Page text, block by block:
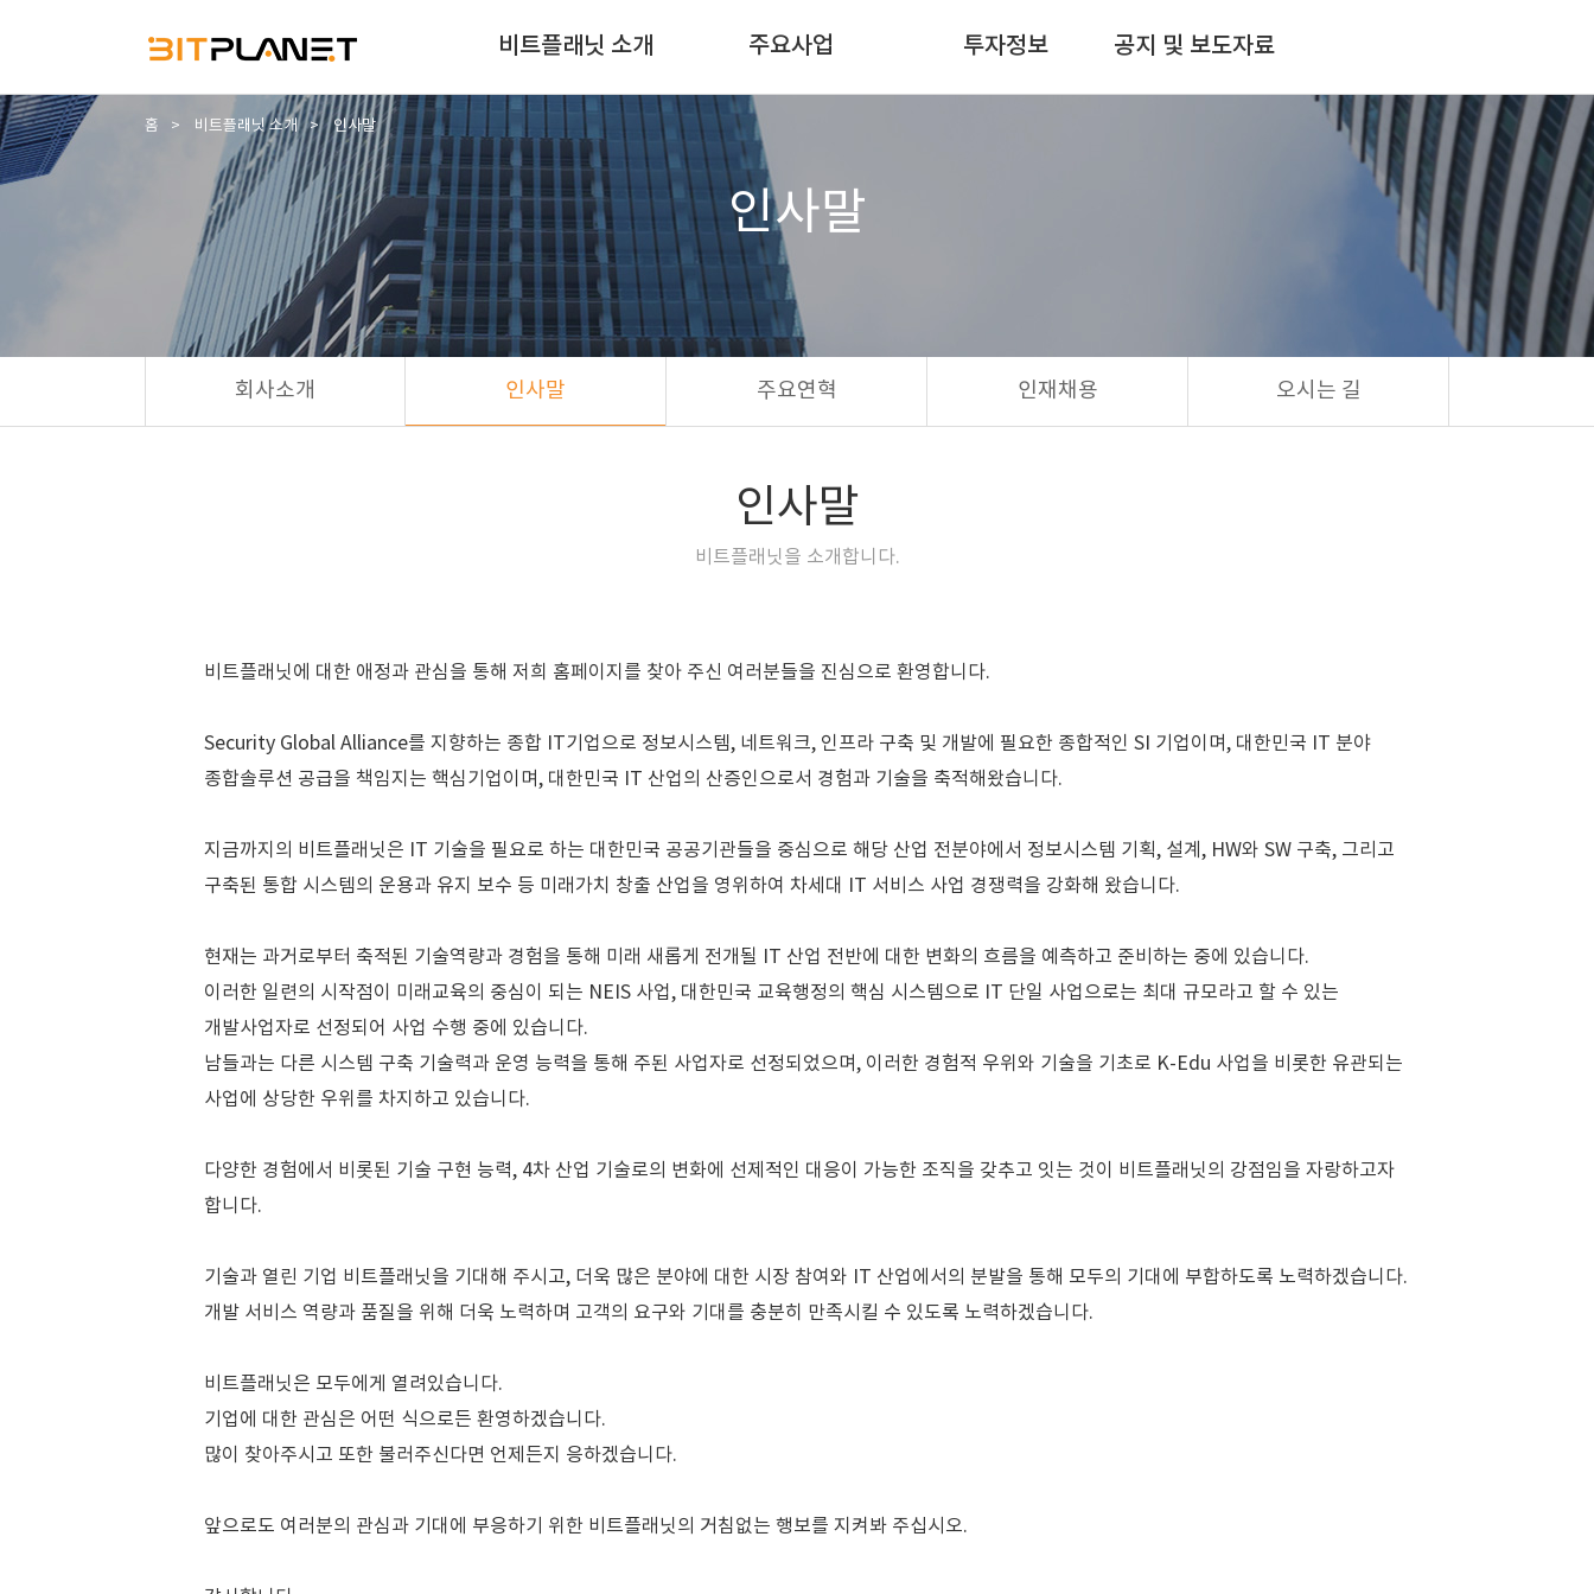
비트플래닛 소개
회사소개
인사말
주요연혁
인재채용
오시는길
주요사업
인프라사
업
DAT사업
투자정보 공지 및 보도자료
홈 비트플래닛 소개 인사말
인사말
회사소개 인사말 주요연혁 인재채용 오시는 길
인사말
비트플래닛을 소개합니다.
비트플래닛에 대한 애정과 관심을 통해 저희 홈페이지를 찾아 주신 여러분들을 진심으로 환영합니다.
Security Global Alliance를 지향하는 종합 IT기업으로 정보시스템, 네트워크, 인프라 구축 및 개발에 필요한 종합적인 SI 기업이며, 대한민국 IT 분야
종합솔루션 공급을 책임지는 핵심기업이며, 대한민국 IT 산업의 산증인으로서 경험과 기술을 축적해왔습니다.
지금까지의 비트플래닛은 IT 기술을 필요로 하는 대한민국 공공기관들을 중심으로 해당 산업 전분야에서 정보시스템 기획, 설계, HW와 SW 구축, 그리고
구축된 통합 시스템의 운용과 유지 보수 등 미래가치 창출 산업을 영위하여 차세대 IT 서비스 사업 경쟁력을 강화해 왔습니다.
현재는 과거로부터 축적된 기술역량과 경험을 통해 미래 새롭게 전개될 IT 산업 전반에 대한 변화의 흐름을 예측하고 준비하는 중에 있습니다.
이러한 일련의 시작점이 미래교육의 중심이 되는 NEIS 사업, 대한민국 교육행정의 핵심 시스템으로 IT 단일 사업으로는 최대 규모라고 할 수 있는
개발사업자로 선정되어 사업 수행 중에 있습니다.
남들과는 다른 시스템 구축 기술력과 운영 능력을 통해 주된 사업자로 선정되었으며, 이러한 경험적 우위와 기술을 기초로 K-Edu 사업을 비롯한 유관되는
사업에 상당한 우위를 차지하고 있습니다.
다양한 경험에서 비롯된 기술 구현 능력, 4차 산업 기술로의 변화에 선제적인 대응이 가능한 조직을 갖추고 잇는 것이 비트플래닛의 강점임을 자랑하고자
합니다.
기술과 열린 기업 비트플래닛을 기대해 주시고, 더욱 많은 분야에 대한 시장 참여와 IT 산업에서의 분발을 통해 모두의 기대에 부합하도록 노력하겠습니다.
개발 서비스 역량과 품질을 위해 더욱 노력하며 고객의 요구와 기대를 충분히 만족시킬 수 있도록 노력하겠습니다.
비트플래닛은 모두에게 열려있습니다.
기업에 대한 관심은 어떤 식으로든 환영하겠습니다.
많이 찾아주시고 또한 불러주신다면 언제든지 응하겠습니다.
앞으로도 여러분의 관심과 기대에 부응하기 위한 비트플래닛의 거침없는 행보를 지켜봐 주십시오.